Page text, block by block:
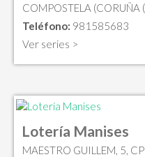
COMPOSTELA (CORUÑA
Teléfono: 981585683
Ver series >
Lotería Manises
MAESTRO GUILLEM, 5,